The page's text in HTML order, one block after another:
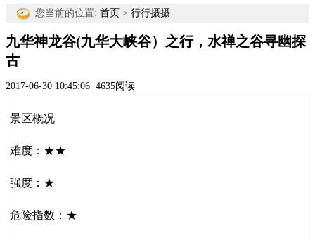
您当前的位置: 首页 > 行行摄摄
九华神龙谷(九华大峡谷）之行，水禅之谷寻幽探
古
2017-06-30 10:45:06 4635阅读
景区概况
难度：★★
强度：★
危险指数：★